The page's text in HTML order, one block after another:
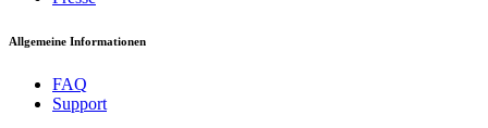
Allgemeine Informationen
FAQ
Support